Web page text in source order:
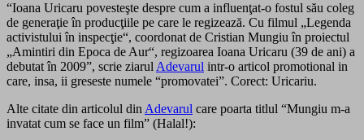
“Ioana Uricaru povesteşte despre cum a influenţat-o fostul său coleg
de generaţie în producţiile pe care le regizează. Cu filmul „Legenda
activistului în inspecţie“, coordonat de Cristian Mungiu în proiectul
„Amintiri din Epoca de Aur“, regizoarea Ioana Uricaru (39 de ani) a
debutat în 2009”, scrie ziarul Adevarul intr-o articol promotional in
care, insa, ii greseste numele “promovatei”. Corect: Uricariu.
Alte citate din articolul din Adevarul care poarta titlul “Mungiu m-a
invatat cum se face un film” (Halal!):